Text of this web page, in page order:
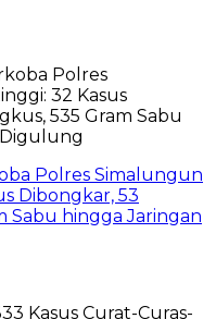
Polres Simalungun
Dibongkar, 53
Sabu hingga Jaringan